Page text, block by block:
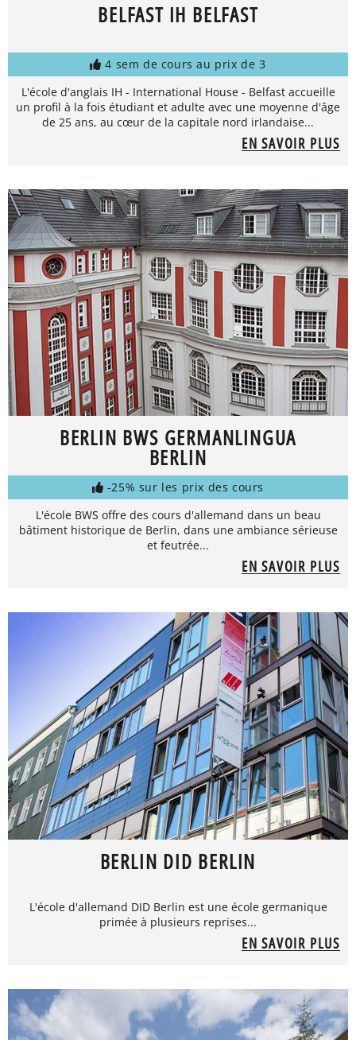
BELFAST IH BELFAST
4 sem de cours au prix de 3
L'école d'anglais IH - International House - Belfast accueille
un profil à la fois étudiant et adulte avec une moyenne d'âge
de 25 ans, au cœur de la capitale nord irlandaise...
EN SAVOIR PLUS
BERLIN BWS GERMANLINGUA
BERLIN
-25% sur les prix des cours
L'école BWS offre des cours d'allemand dans un beau
bâtiment historique de Berlin, dans une ambiance sérieuse
et feutrée...
EN SAVOIR PLUS
BERLIN DID BERLIN
L'école d'allemand DID Berlin est une école germanique
primée à plusieurs reprises...
EN SAVOIR PLUS